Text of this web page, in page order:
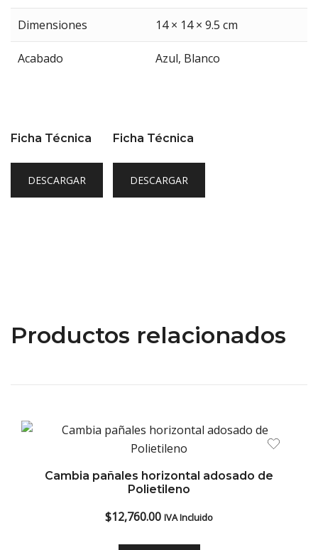
Dimensiones 14 × 14 × 9.5 cm
Acabado Azul, Blanco
Ficha Técnica
DESCARGAR
Ficha Técnica
DESCARGAR
Productos relacionados
Cambia pañales horizontal adosado de
Polietileno
$12,760.00 IVA Incluido